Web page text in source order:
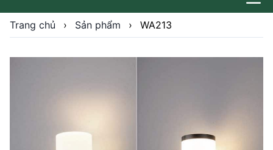
Trang chủ › Sản phẩm › WA213